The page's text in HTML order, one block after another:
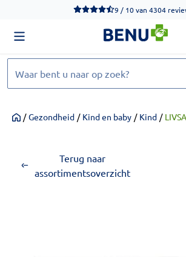
We werken momenteel hard aan het
9 / 10van 4304
Home
/ Gezondheid / Kind en baby / Kind /
Terug naar
assortimentsoverzicht